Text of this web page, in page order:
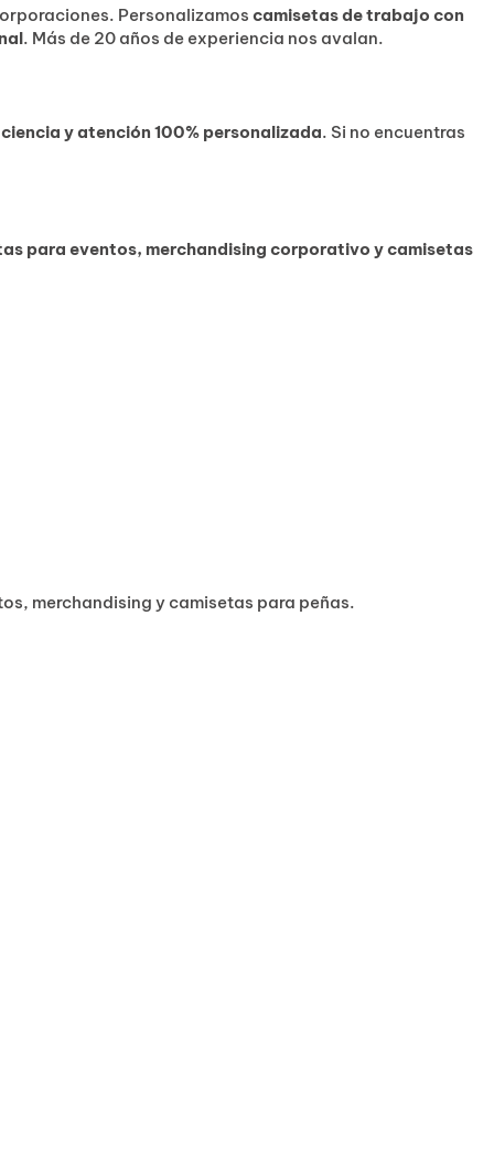
Personalizamos camisetas de trabajo con
. Más de 20 años de experiencia nos avalan.
y atención 100% personalizada. Si no encuentras
para eventos, merchandising corporativo y camisetas
merchandising y camisetas para peñas.